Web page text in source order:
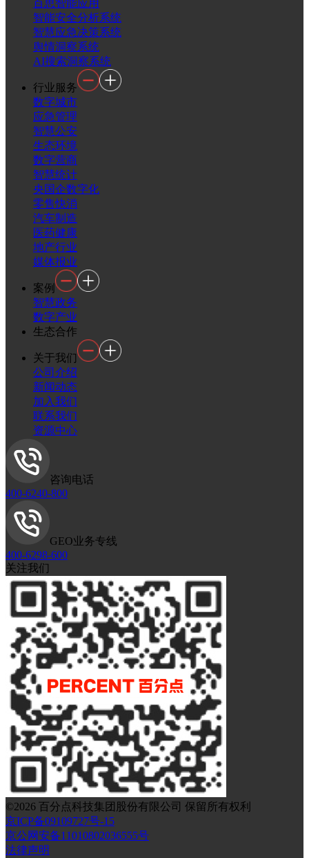
百思智能应用
智能安全分析系统
智慧应急决策系统
舆情洞察系统
AI搜索洞察系统
行业服务
数字城市
应急管理
智慧公安
生态环境
数字营商
智慧统计
央国企数字化
零售快消
汽车制造
医药健康
地产行业
媒体报业
案例
智慧政务
数字产业
生态合作
关于我们
公司介绍
新闻动态
加入我们
联系我们
资源中心
咨询电话
400-6240-800
GEO业务专线
400-6298-600
关注我们
©2026 百分点科技集团股份有限公司 保留所有权利
京ICP备09109727号-15
京公网安备11010802036555号
法律声明